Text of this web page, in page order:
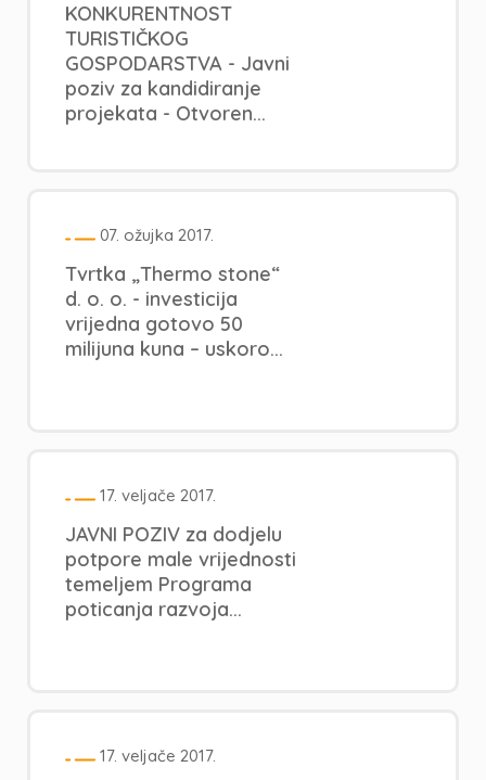
KONKURENTNOST
TURISTIČKOG
GOSPODARSTVA - Javni
poziv za kandidiranje
projekata - Otvoren...
07. ožujka 2017.
Tvrtka „Thermo stone“
d. o. o. - investicija
vrijedna gotovo 50
milijuna kuna – uskoro...
17. veljače 2017.
JAVNI POZIV za dodjelu
potpore male vrijednosti
temeljem Programa
poticanja razvoja...
17. veljače 2017.